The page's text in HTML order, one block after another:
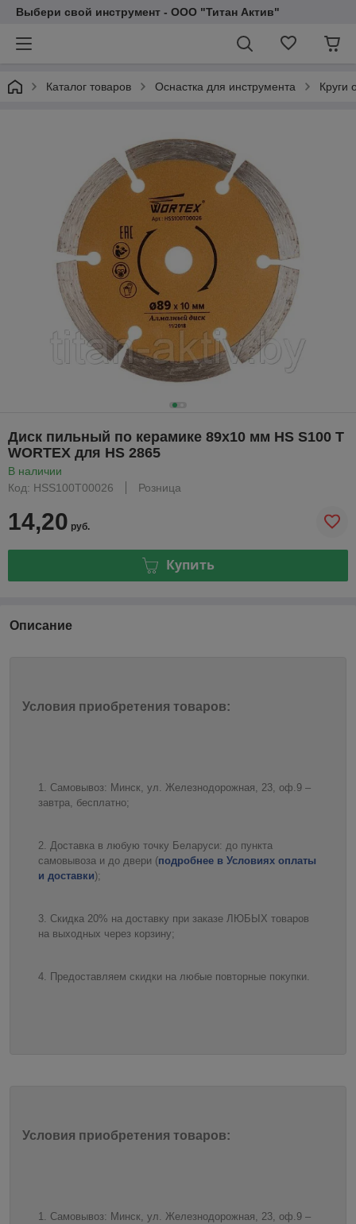
Выбери свой инструмент - ООО "Титан Актив"
Каталог товаров Оснастка для инструмента Круги
Диск пильный по керамике 89x10 мм HS S100 T
WORTEX для HS 2865
В наличии
Код: HSS100T00026
Розница
14,20 руб.
Купить
Описание
Условия приобретения товаров:
Самовывоз: Минск, ул. Железнодорожная, 23, оф.9 –
завтра, бесплатно;
Доставка в любую точку Беларуси: до пункта
самовывоза и до двери (подробнее в Условиях оплаты
и доставки);
Скидка 20% на доставку при заказе ЛЮБЫХ товаров
на выходных через корзину;
Предоставляем скидки на любые повторные покупки.
Условия приобретения товаров:
Самовывоз: Минск, ул. Железнодорожная, 23, оф.9 –